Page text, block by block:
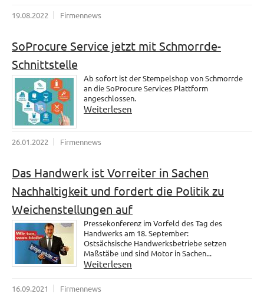
19.08.2022 Firmennews
SoProcure Service jetzt mit Schmorrde-
Schnittstelle
Ab sofort ist der Stempelshop von Schmorrde
an die SoProcure Services Plattform
angeschlossen.
Weiterlesen
26.01.2022 Firmennews
Das Handwerk ist Vorreiter in Sachen
Nachhaltigkeit und fordert die Politik zu
Weichenstellungen auf
Pressekonferenz im Vorfeld des Tag des
Handwerks am 18. September:
Ostsächsische Handwerksbetriebe setzen
Maßstäbe und sind Motor in Sachen...
Weiterlesen
16.09.2021 Firmennews